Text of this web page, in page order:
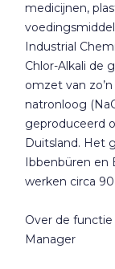
medicijnen,
Industrial
Chlor-Alkali de
omzet van
natronloog
geproduceerd
Duitsland. Het
Ibbenbüren en
werken circa
Over de
Manager